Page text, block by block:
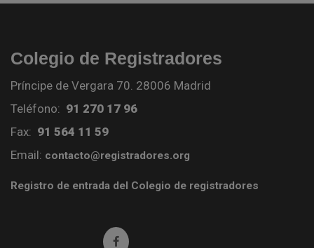
Colegio de Registradores
Príncipe de Vergara 70. 28006 Madrid
Teléfono: 91 270 17 96
Fax: 91 564 11 59
Email: contacto@registradores.org
Registro de entrada del Colegio de registradores
Ir a facebook (abre en ventana nueva)